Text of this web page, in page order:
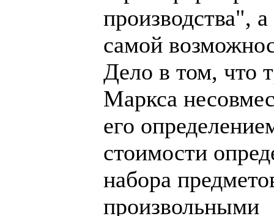
производства", а
самой
Дело в том, что
Маркса
его
стоимости
набора
произвольными